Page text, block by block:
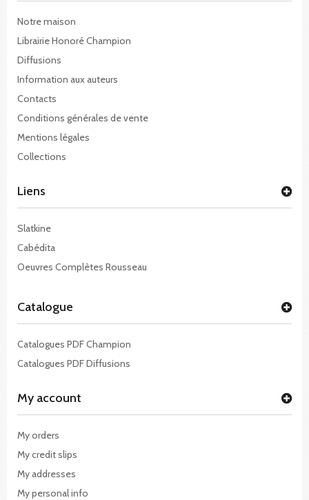
Notre maison
Librairie Honoré Champion
Diffusions
Information aux auteurs
Contacts
Conditions générales de vente
Mentions légales
Collections
Liens
Slatkine
Cabédita
Oeuvres Complètes Rousseau
Catalogue
Catalogues PDF Champion
Catalogues PDF Diffusions
My account
My orders
My credit slips
My addresses
My personal info